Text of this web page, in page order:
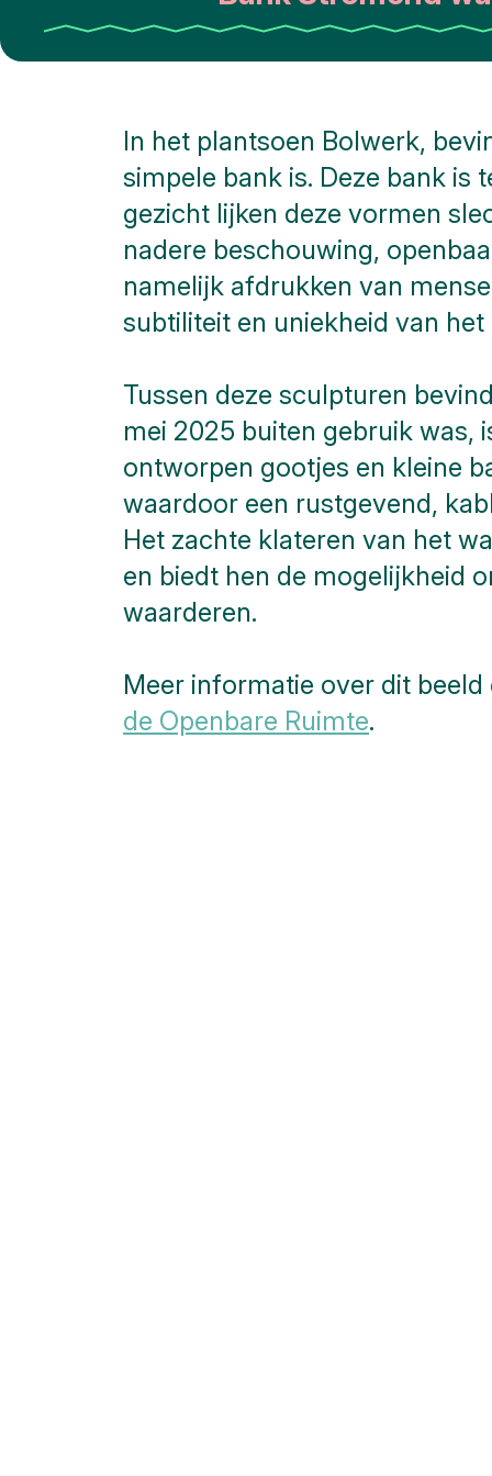
In het plantsoen Bolwerk,
simpele bank is. Deze bank is
gezicht lijken deze vormen
nadere beschouwing,
namelijk afdrukken van
subtiliteit en uniekheid van
Tussen deze sculpturen
mei 2025 buiten gebruik was,
ontworpen gootjes en kleine
waardoor een rustgevend,
Het zachte klateren van het
en biedt hen de mogelijkheid
waarderen.
Meer informatie over dit
de Openbare Ruimte.